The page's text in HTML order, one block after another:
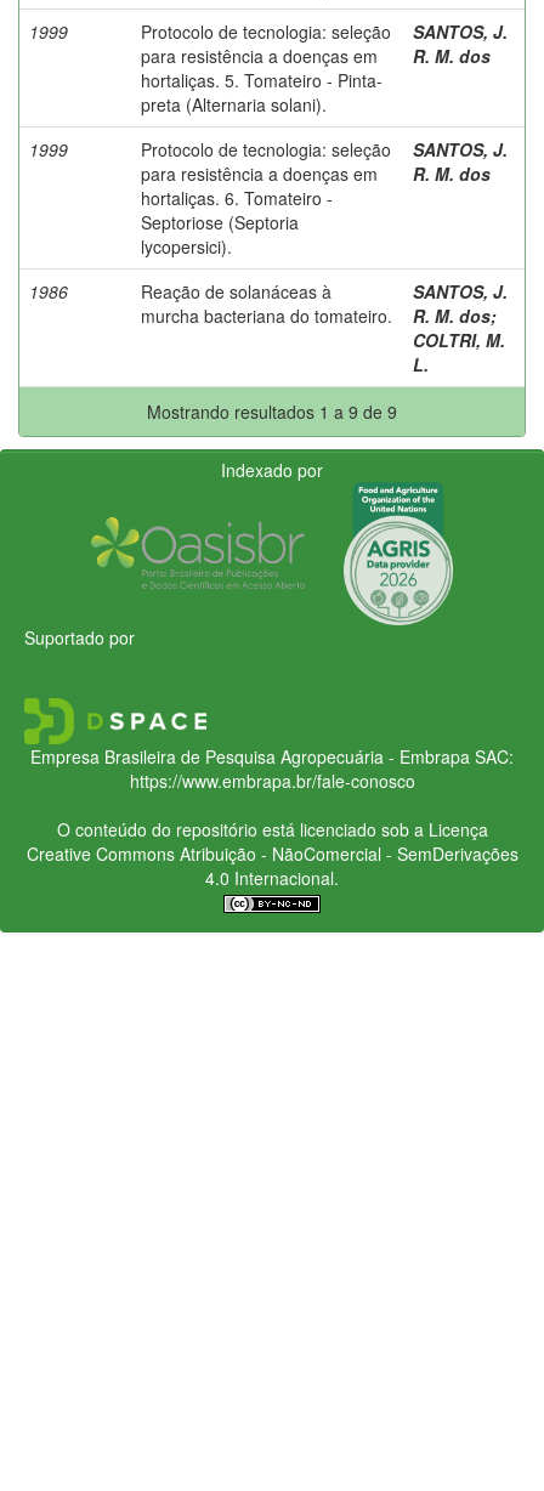
1999
Protocolo de tecnologia: seleção
para resistência a doenças em
hortaliças. 5. Tomateiro - Pinta-
preta (Alternaria solani).
SANTOS, J.
R. M. dos
1999
Protocolo de tecnologia: seleção
para resistência a doenças em
hortaliças. 6. Tomateiro -
Septoriose (Septoria
lycopersici).
SANTOS, J.
R. M. dos
1986
Reação de solanáceas à
murcha bacteriana do tomateiro.
SANTOS, J.
R. M. dos;
COLTRI, M.
L.
Mostrando resultados 1 a 9 de 9
Indexado por
Suportado por
Empresa Brasileira de Pesquisa Agropecuária - Embrapa SAC:
https://www.embrapa.br/fale-conosco
O conteúdo do repositório está licenciado sob a Licença
Creative CommonsAtribuição - NãoComercial - SemDerivações
4.0 Internacional.